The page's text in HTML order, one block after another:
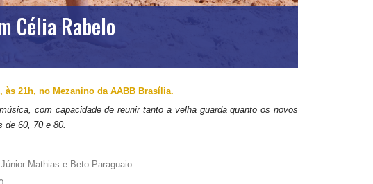
Célia Rabelo
às 21h, no Mezanino da AABB Brasília.
com capacidade de reunir tanto a velha guarda quanto os novos
de 60, 70 e 80.
Mathias e Beto Paraguaio